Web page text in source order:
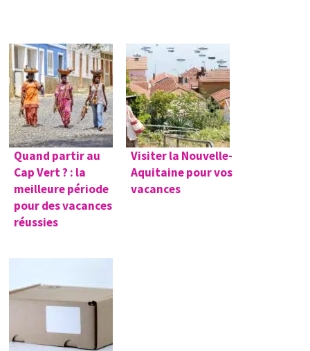
Quand partir au
Cap Vert ? : la
meilleure période
pour des vacances
réussies
Visiter la Nouvelle-
Aquitaine pour vos
vacances